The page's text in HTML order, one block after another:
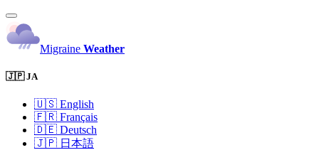
Migraine Weather
🇯🇵 JA
🇺🇸 English
🇫🇷 Français
🇩🇪 Deutsch
🇯🇵 日本語